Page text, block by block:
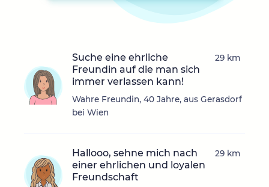
Suche eine ehrliche
Freundin auf die man sich
immer verlassen kann!
Wahre Freundin, 40 Jahre, aus Gerasdorf
bei Wien
29 km
Hallooo, sehne mich nach
einer ehrlichen und loyalen
Freundschaft
29 km